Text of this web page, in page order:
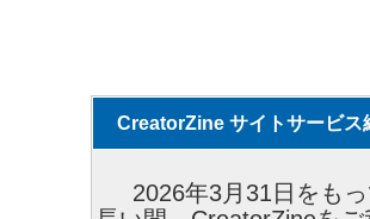
CreatorZine サイトサービス
2026年3月31日をも